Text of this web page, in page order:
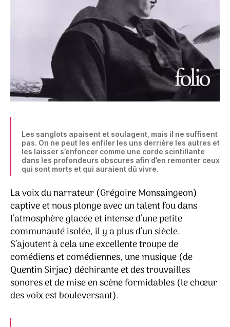
Les sanglots apaisent et soulagent, mais il ne suffisent
pas. On ne peut les enfiler les uns derrière les autres et
les laisser s’enfoncer comme une corde scintillante
dans les profondeurs obscures afin d’en remonter ceux
qui sont morts et qui auraient dû vivre.
La voix du narrateur (Grégoire Monsaingeon)
captive et nous plonge avec un talent fou dans
l’atmosphère glacée et intense d’une petite
communauté isolée, il y a plus d’un siècle.
S’ajoutent à cela une excellente troupe de
comédiens et comédiennes, une musique (de
Quentin Sirjac) déchirante et des trouvailles
sonores et de mise en scène formidables (le chœur
des voix est bouleversant).